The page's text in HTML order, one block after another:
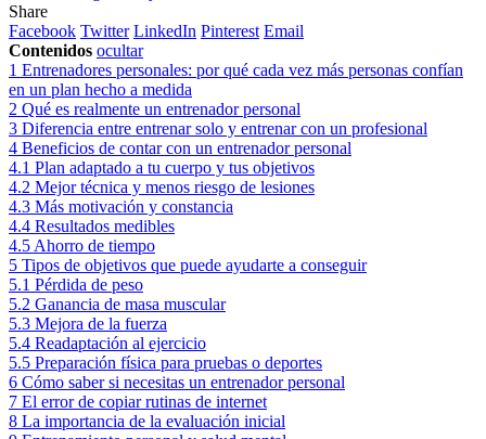
Share
Facebook Twitter LinkedIn Pinterest Email
Contenidos ocultar
1 Entrenadores personales: por qué cada vez más personas confían
en un plan hecho a medida
2 Qué es realmente un entrenador personal
3 Diferencia entre entrenar solo y entrenar con un profesional
4 Beneficios de contar con un entrenador personal
4.1 Plan adaptado a tu cuerpo y tus objetivos
4.2 Mejor técnica y menos riesgo de lesiones
4.3 Más motivación y constancia
4.4 Resultados medibles
4.5 Ahorro de tiempo
5 Tipos de objetivos que puede ayudarte a conseguir
5.1 Pérdida de peso
5.2 Ganancia de masa muscular
5.3 Mejora de la fuerza
5.4 Readaptación al ejercicio
5.5 Preparación física para pruebas o deportes
6 Cómo saber si necesitas un entrenador personal
7 El error de copiar rutinas de internet
8 La importancia de la evaluación inicial